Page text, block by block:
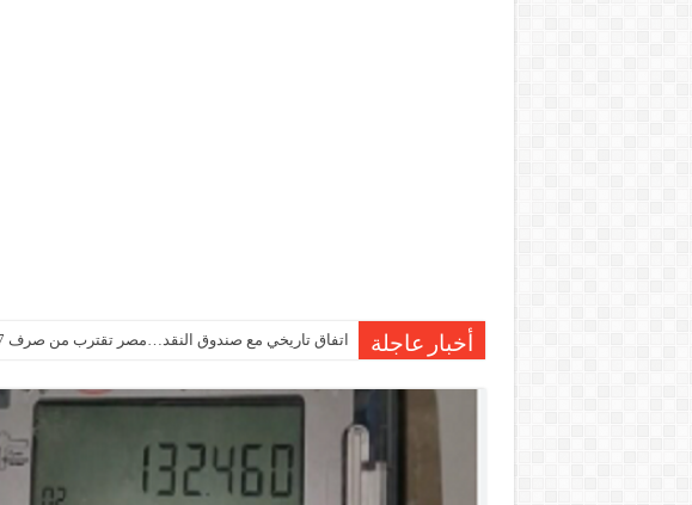
أخبار عاجلة اتفاق تاريخي مع صندوق النقد…مصر تقترب من صرف 2.7 مليار دولار بعد إتمام المراجعتين